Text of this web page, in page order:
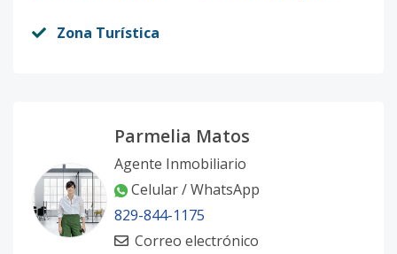
Zona Turística
Parmelia Matos
Agente Inmobiliario
Celular / WhatsApp
829-844-1175
Correo electrónico